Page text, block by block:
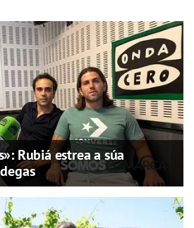
Rubiá estrea a súa